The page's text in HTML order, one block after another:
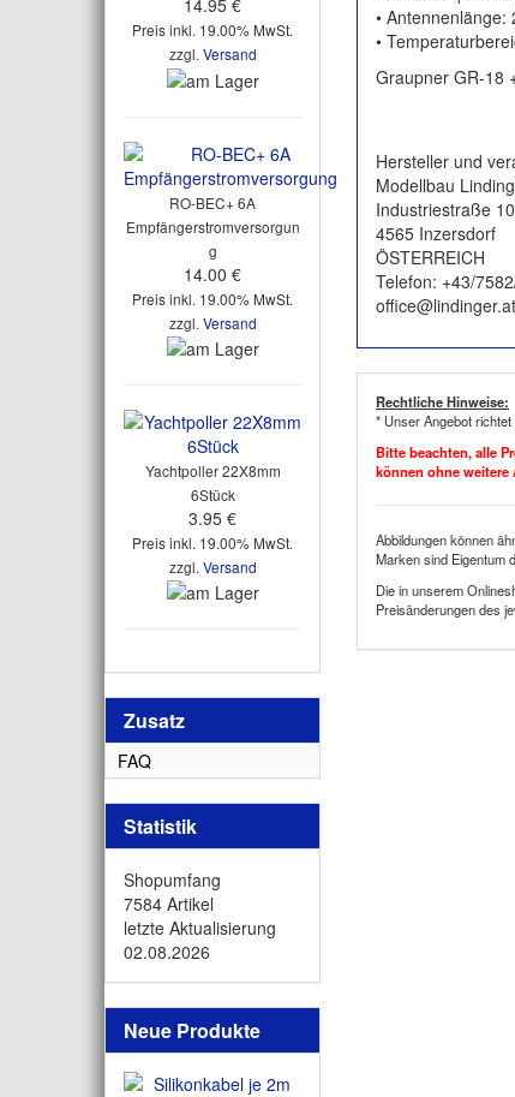
•
•
Graupner GR-18
Hersteller und
Modellbau
Industriestraße 10
4565 Inzersdorf
ÖSTERREICH
Telefon: +43/
office@lindinger.at
Rechtliche Hinweise:
* Unser Angebot
Bitte beachten, alle
können ohne
Abbildungen können
Marken sind Eigentum
Die in unserem
Preisänderungen des
14.95 €
Preis inkl. 19.00% MwSt.
zzgl. Versand
RO-BEC+ 6A
Empfängerstromversorgun
g
14.00 €
Preis inkl. 19.00% MwSt.
zzgl. Versand
Yachtpoller 22X8mm
6Stück
3.95 €
Preis inkl. 19.00% MwSt.
zzgl. Versand
Zusatz
FAQ
Statistik
Shopumfang
7584 Artikel
letzte Aktualisierung
02.08.2026
Neue Produkte